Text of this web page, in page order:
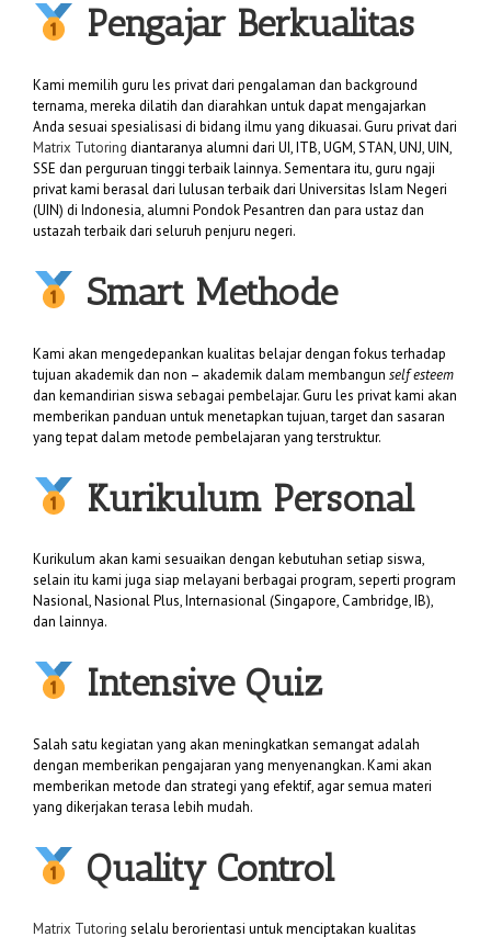
Pengajar Berkualitas
Kami memilih guru les privat dari pengalaman dan background
ternama, mereka dilatih dan diarahkan untuk dapat mengajarkan
Anda sesuai spesialisasi di bidang ilmu yang dikuasai. Guru privat dari
Matrix Tutoring diantaranya alumni dari UI, ITB, UGM, STAN, UNJ, UIN,
SSE dan perguruan tinggi terbaik lainnya. Sementara itu, guru ngaji
privat kami berasal dari lulusan terbaik dari Universitas Islam Negeri
(UIN) di Indonesia, alumni Pondok Pesantren dan para ustaz dan
ustazah terbaik dari seluruh penjuru negeri.
Smart Methode
Kami akan mengedepankan kualitas belajar dengan fokus terhadap
tujuan akademik dan non – akademik dalam membangun self esteem
dan kemandirian siswa sebagai pembelajar. Guru les privat kami akan
memberikan panduan untuk menetapkan tujuan, target dan sasaran
yang tepat dalam metode pembelajaran yang terstruktur.
Kurikulum Personal
Kurikulum akan kami sesuaikan dengan kebutuhan setiap siswa,
selain itu kami juga siap melayani berbagai program, seperti program
Nasional, Nasional Plus, Internasional (Singapore, Cambridge, IB),
dan lainnya.
Intensive Quiz
Salah satu kegiatan yang akan meningkatkan semangat adalah
dengan memberikan pengajaran yang menyenangkan. Kami akan
memberikan metode dan strategi yang efektif, agar semua materi
yang dikerjakan terasa lebih mudah.
Quality Control
Matrix Tutoring selalu berorientasi untuk menciptakan kualitas